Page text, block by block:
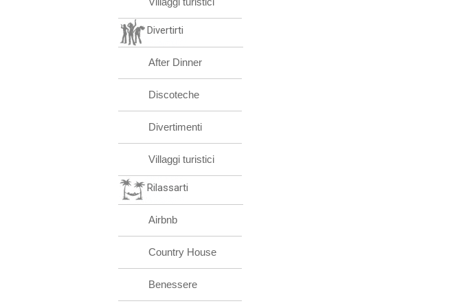
Divertirti
After Dinner
Discoteche
Divertimenti
Villaggi turistici
Rilassarti
Airbnb
Country House
Benessere